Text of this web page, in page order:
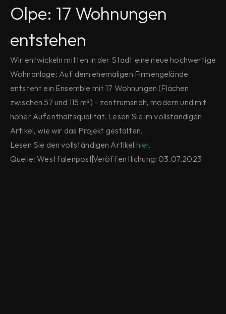
Olpe: 17 Wohnungen
entstehen
Wir entwickeln mitten in der Stadt eine neue hochwertige
Wohnanlage: Auf dem ehemaligen Firmengelände
entsteht ein Ensemble mit 17 Wohnungen (Flächen
zwischen 57 und 115 m²) – zentrumsnah, modern und mit
hoher Aufenthaltsqualität. Lesen Sie im vollständigen
Artikel, wie wir das Projekt gestalten.
Lesen Sie den vollständigen Artikel hier.
Quelle: WestfalenpostVeröffentlichung: 03.07.2023